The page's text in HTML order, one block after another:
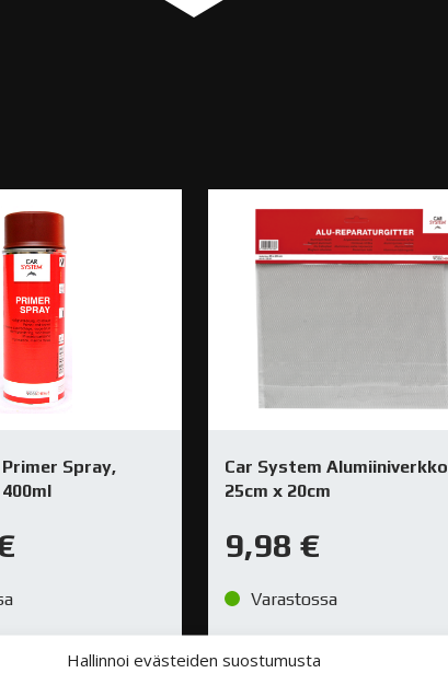
Hallinnoi evästeiden suostumusta
Spray,
TUTUSTU
Car System Alumiiniverkko
25cm x 20cm
9,98 €
Varastossa
TUTUSTU